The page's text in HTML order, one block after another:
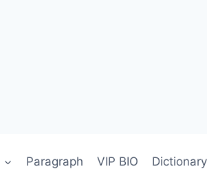
Paragraph VIP BIO Dictionary